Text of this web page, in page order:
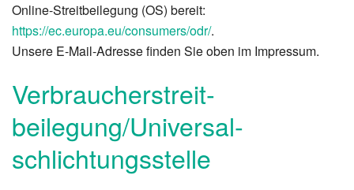
Online-Streitbeilegung (OS) bereit:
https://ec.europa.eu/consumers/odr/.
Unsere E-Mail-Adresse finden Sie oben im Impressum.
Verbraucher­streit­
beilegung/Universal­
schlichtungs­stelle